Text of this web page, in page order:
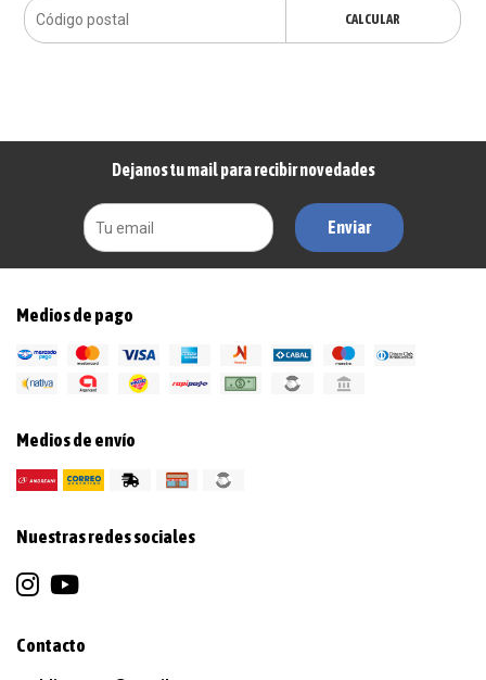
CALCULAR
Dejanos tu mail para recibir novedades
Enviar
Medios de pago
Medios de envío
Nuestras redes sociales
Contacto